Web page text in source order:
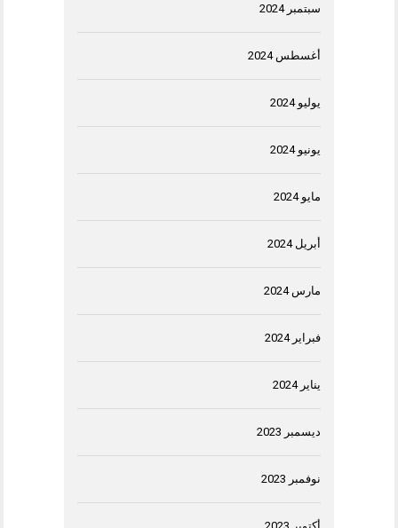
سبتمبر 2024
أغسطس 2024
يوليو 2024
يونيو 2024
مايو 2024
أبريل 2024
مارس 2024
فبراير 2024
يناير 2024
ديسمبر 2023
نوفمبر 2023
أكتوبر 2023